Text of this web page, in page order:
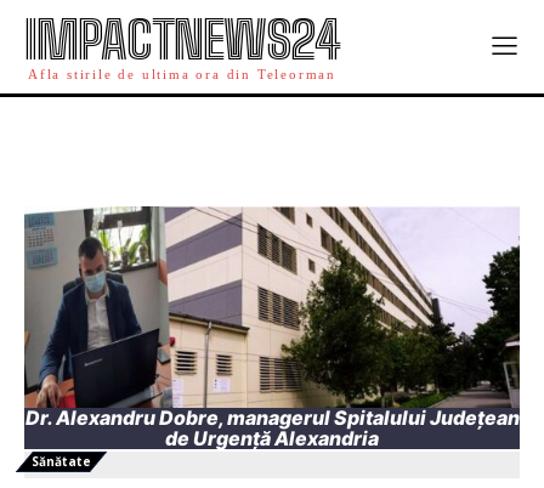
IMPACTNEWS24
Afla stirile de ultima ora din Teleorman
Dr. Alexandru Dobre, managerul Spitalului Județean
de Urgență Alexandria
Sănătate